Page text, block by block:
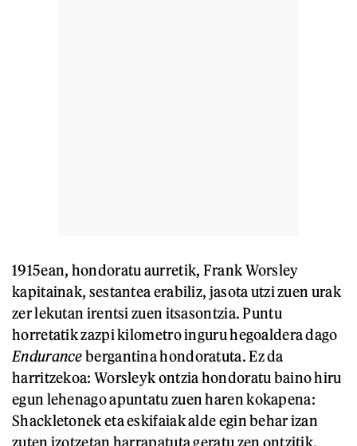
1915ean, hondoratu aurretik, Frank Worsley
kapitainak, sestantea erabiliz, jasota utzi zuen urak
zer lekutan irentsi zuen itsasontzia. Puntu
horretatik zazpi kilometro inguru hegoaldera dago
Endurancebergantina hondoratuta. Ez da
harritzekoa: Worsleyk ontzia hondoratu baino hiru
egun lehenago apuntatu zuen haren kokapena:
Shackletonek eta eskifaiak alde egin behar izan
zuten izotzetan harrapatuta geratu zen ontzitik,